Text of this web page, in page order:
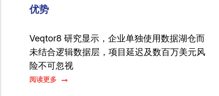
优势
Veqtor8 研究显示，企业单独使用数据湖仓而
未结合逻辑数据层，项目延迟及数百万美元风
险不可忽视
阅读更多